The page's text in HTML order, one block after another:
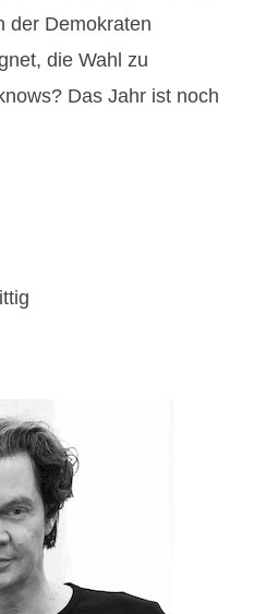
der Demokraten
die Wahl zu
Das Jahr ist noch